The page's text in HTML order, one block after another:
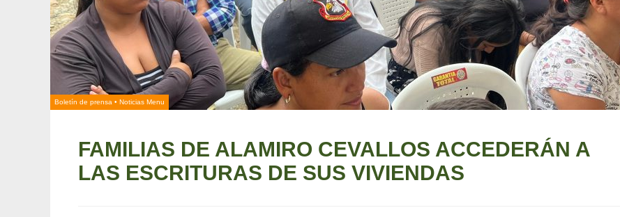
Boletín de prensa • Noticias Menu
FAMILIAS DE ALAMIRO CEVALLOS ACCEDERÁN A
LAS ESCRITURAS DE SUS VIVIENDAS